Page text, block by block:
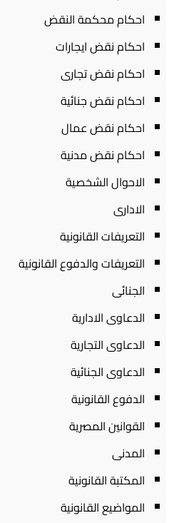
احكام محكمة النقض
احكام نقض ايجارات
احكام نقض تجارى
احكام نقض جنائية
احكام نقض عمال
احكام نقض مدنية
الاحوال الشخصية
الادارى
التعريفات القانونية
التعريفات والدفوع القانونية
الجنائى
الدعاوى الادارية
الدعاوى التجارية
الدعاوى الجنائية
الدفوع القانونية
القوانين المصرية
المدنى
المكتبة القانونية
المواضيع القانونية